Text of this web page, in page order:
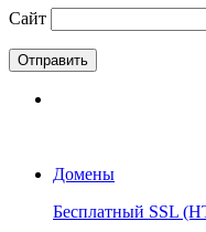
Сайт
Домены
Бесплатный SSL